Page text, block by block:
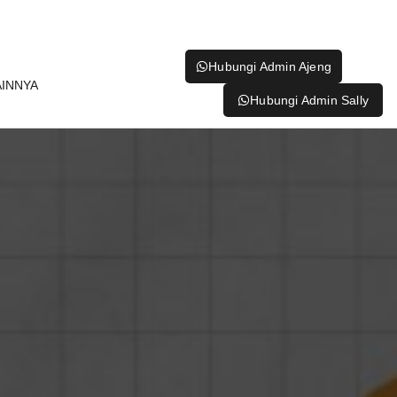
Hubungi Admin Ajeng
Hubungi Admin Sally